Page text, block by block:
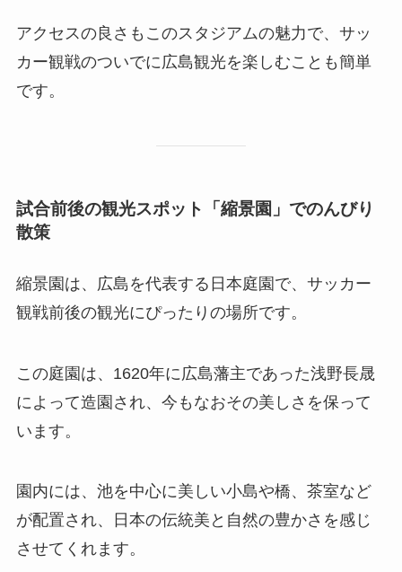
アクセスの良さもこのスタジアムの魅力で、サッ
カー観戦のついでに広島観光を楽しむことも簡単
です。
試合前後の観光スポット「縮景園」でのんびり
散策
縮景園は、広島を代表する日本庭園で、サッカー
観戦前後の観光にぴったりの場所です。
この庭園は、1620年に広島藩主であった浅野長晟
によって造園され、今もなおその美しさを保って
います。
園内には、池を中心に美しい小島や橋、茶室など
が配置され、日本の伝統美と自然の豊かさを感じ
させてくれます。